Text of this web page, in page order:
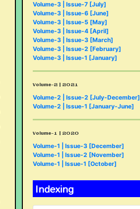
Volume-3 | Issue-7 [July]
Volume-3 | Issue-6 [June]
Volume-3 | Issue-5 [May]
Volume-3 | Issue-4 [April]
Volume-3 | Issue-3 [March]
Volume-3 | Issue-2 [February]
Volume-3 | Issue-1 [January]
Volume-2 | 2021
Volume-2 | Issue-2 [July-December]
Volume-2 | Issue-1 [January-June]
Volume-1 | 2020
Volume-1 | Issue-3 [December]
Volume-1 | Issue-2 [November]
Volume-1 | Issue-1 [October]
Indexing